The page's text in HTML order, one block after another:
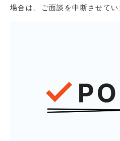
場合は、ご面談を中断させてい